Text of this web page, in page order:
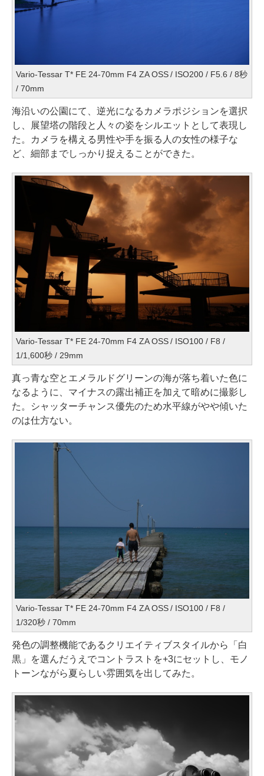
Vario-Tessar T* FE 24-70mm F4 ZA OSS / ISO200 / F5.6 / 8秒
/ 70mm
海沿いの公園にて、逆光になるカメラポジションを選択
し、展望塔の階段と人々の姿をシルエットとして表現し
た。カメラを構える男性や手を振る人の女性の様子な
ど、細部までしっかり捉えることができた。
Vario-Tessar T* FE 24-70mm F4 ZA OSS / ISO100 / F8 /
1/1,600秒 / 29mm
真っ青な空とエメラルドグリーンの海が落ち着いた色に
なるように、マイナスの露出補正を加えて暗めに撮影し
た。シャッターチャンス優先のため水平線がやや傾いた
のは仕方ない。
Vario-Tessar T* FE 24-70mm F4 ZA OSS / ISO100 / F8 /
1/320秒 / 70mm
発色の調整機能であるクリエイティブスタイルから「白
黒」を選んだうえでコントラストを+3にセットし、モノ
トーンながら夏らしい雰囲気を出してみた。